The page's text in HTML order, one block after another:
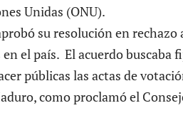
Unidas (ONU).
su resoluciónen rechazo
el país. El acuerdo buscaba
públicas las actas de
como proclamó el